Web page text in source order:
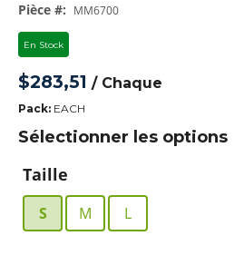
Pièce #: MM6700
En Stock
$283,51 / Chaque
Pack: EACH
Sélectionner les options
Taille
S M L